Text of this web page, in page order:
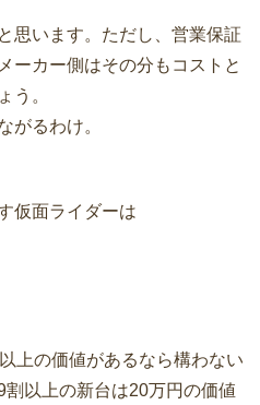
思います。ただし、営業保証
ーカー側はその分もコストと
う。
がるわけ。
仮面ライダーは
上の価値があるなら構わない
以上の新台は20万円の価値